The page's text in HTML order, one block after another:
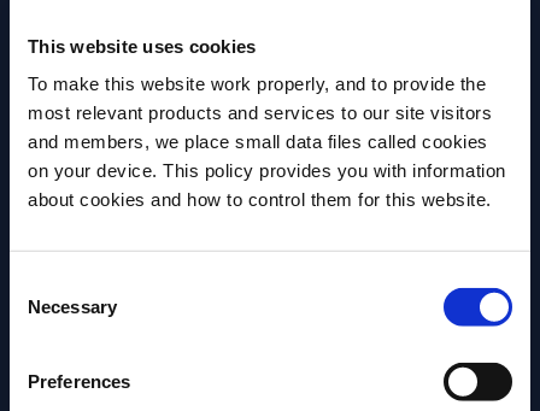
This website uses cookies
To make this website work properly, and to provide the
most relevant products and services to our site visitors
and members, we place small data files called cookies
on your device. This policy provides you with information
about cookies and how to control them for this website.
Selection
Necessary
Preferences
Antes de comenzar, ¿necesitamos saber su